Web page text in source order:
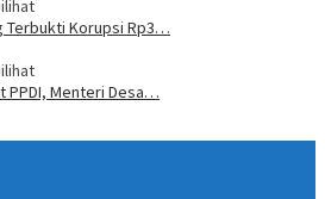
Terbukti Korupsi Rp3…
PPDI, Menteri Desa…